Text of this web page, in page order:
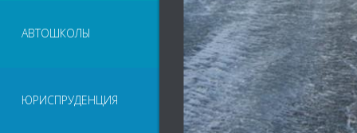
АВТОШКОЛЫ
ЮРИСПРУДЕНЦИЯ